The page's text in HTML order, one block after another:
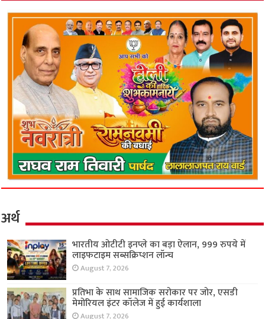
अर्थ
भारतीय ओटीटी इनप्ले का बड़ा ऐलान, 999 रुपये में
लाइफटाइम सब्सक्रिप्शन लॉन्च
August 7, 2026
प्रतिभा के साथ सामाजिक सरोकार पर जोर, एसडी
मेमोरियल इंटर कॉलेज में हुई कार्यशाला
August 7, 2026